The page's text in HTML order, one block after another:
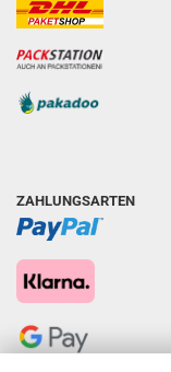
ZAHLUNGSARTEN